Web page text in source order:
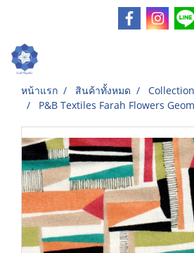
หน้าแรก สินค้าทั้งหมด
Collection
P&B Textiles Farah Flowers